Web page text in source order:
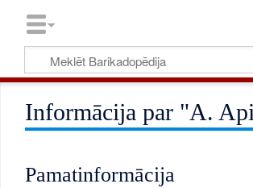
Informācija par "A.
Pamatinformācija